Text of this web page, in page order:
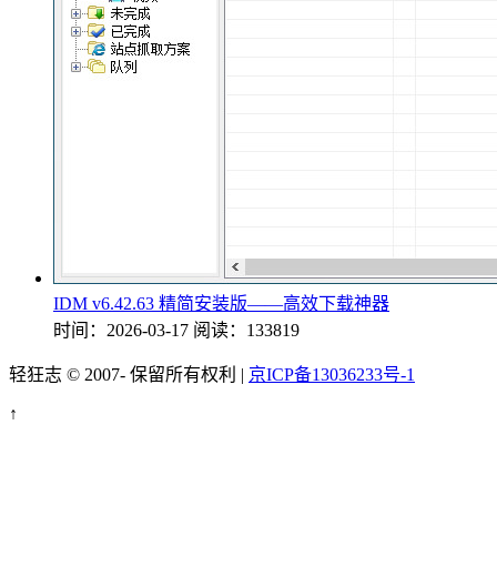
IDM v6.42.63 精简安装版——高效下载神器
时间：2026-03-17 阅读：133819
轻狂志 © 2007- 保留所有权利 | 京ICP备13036233号-1
↑